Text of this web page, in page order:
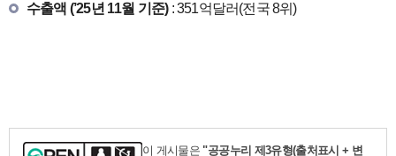
수출액 (’25년 11월 기준): 351억달러(전국 8위)
이 게시물은 "공공누리 제3유형(출처표시 + 변